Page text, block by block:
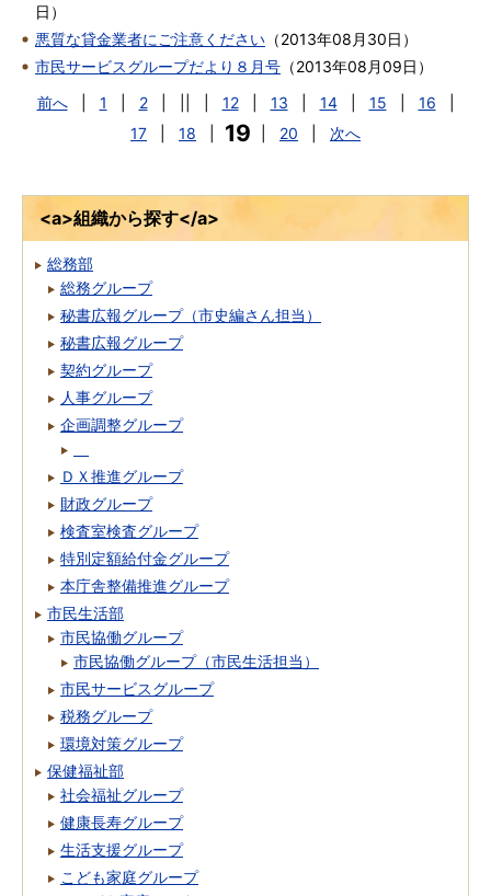
日 ）
悪質な貸金業者にご注意ください （2013年08月30日 ）
市民サービスグループだより８月号 （2013年08月09日 ）
前へ
1 2 12 13 14 15 16
17
18 19 20 次へ
<a>組織から探す</a>
総務部
総務グループ
秘書広報グループ（市史編さん担当）
秘書広報グループ
契約グループ
人事グループ
企画調整グループ
ＤＸ推進グループ
財政グループ
検査室検査グループ
特別定額給付金グループ
本庁舎整備推進グループ
市民生活部
市民協働グループ
市民協働グループ（市民生活担当）
市民サービスグループ
税務グループ
環境対策グループ
保健福祉部
社会福祉グループ
健康長寿グループ
生活支援グループ
こども家庭グループ